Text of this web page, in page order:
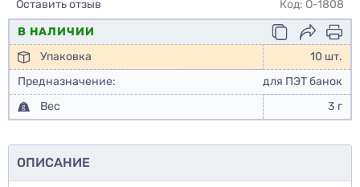
Оставить отзыв
Код: O-1808
В НАЛИЧИИ
Упаковка
10 шт.
Предназначение:
для ПЭТ банок
Вес
3 г
ОПИСАНИЕ